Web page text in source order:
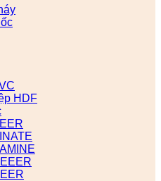
HDF